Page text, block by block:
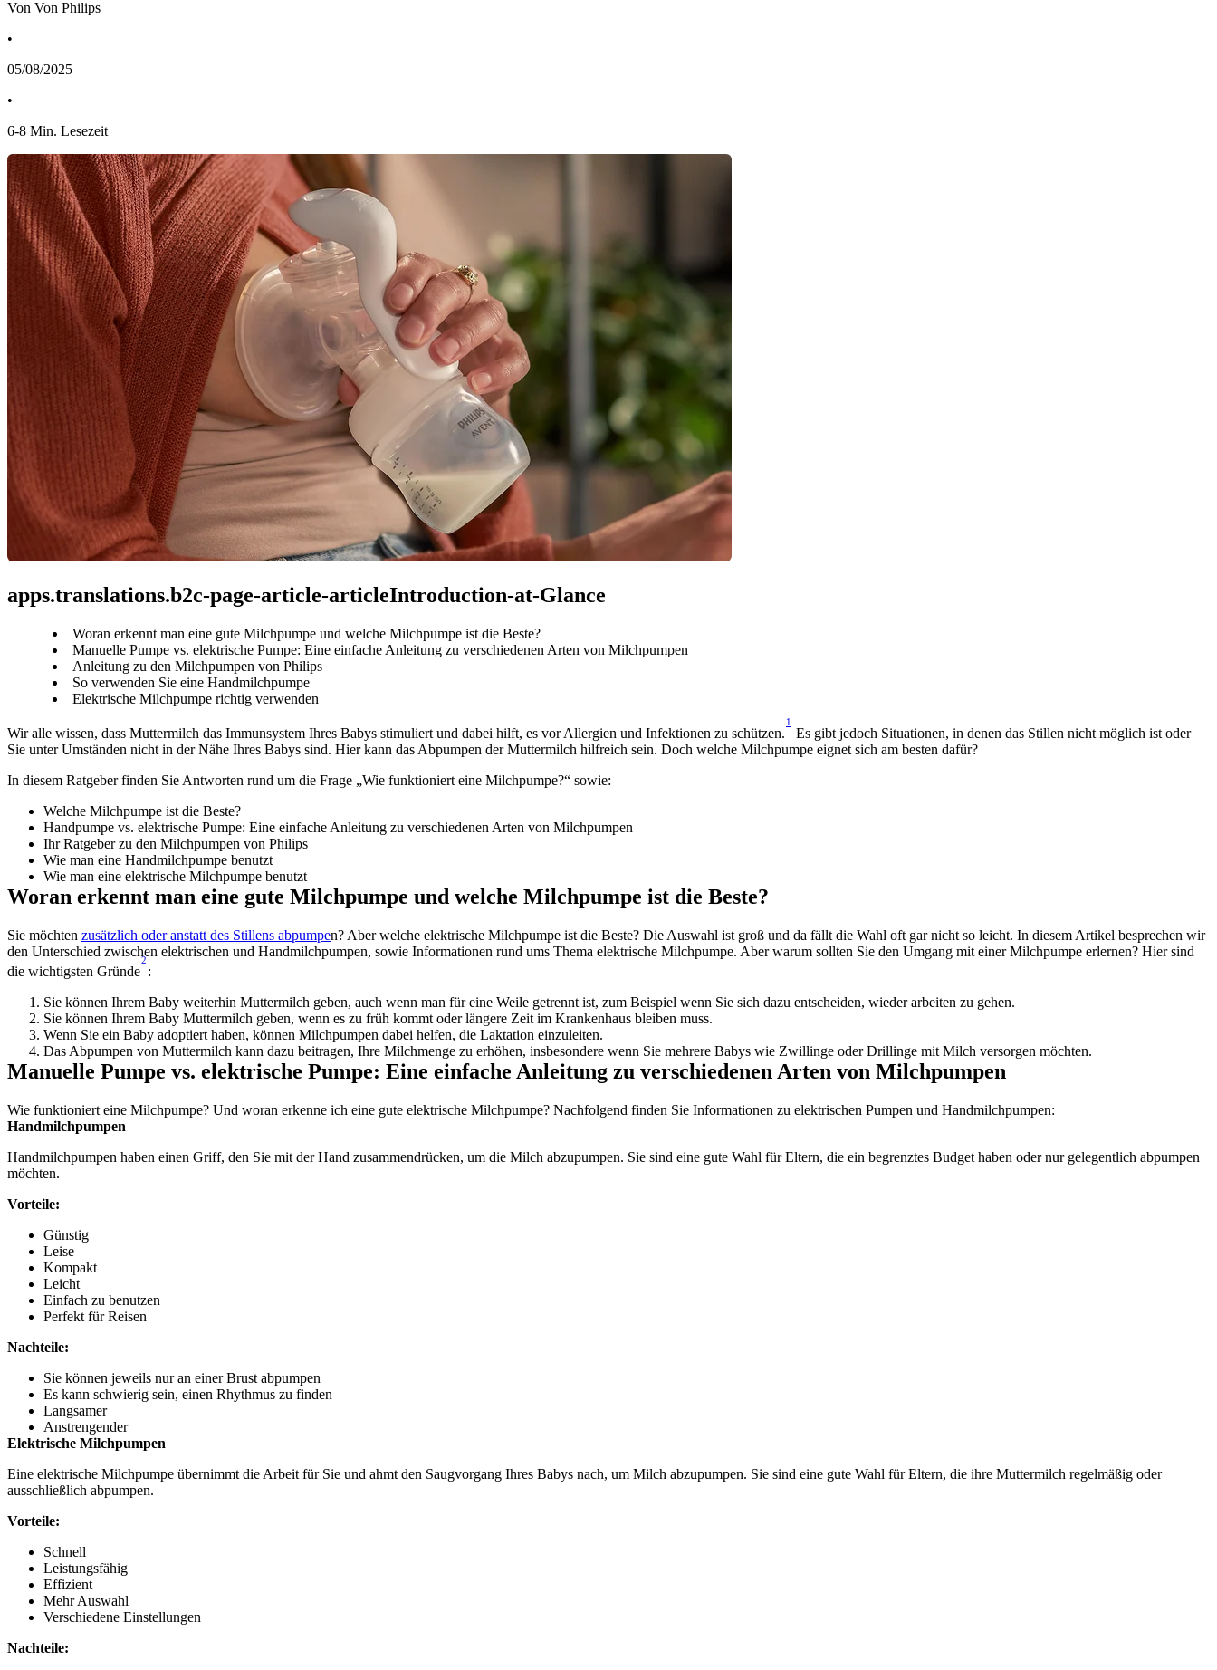
Von Von Philips
•
05/08/2025
•
6-8 Min. Lesezeit
apps.translations.b2c-page-article-articleIntroduction-at-Glance
Woran erkennt man eine gute Milchpumpe und welche Milchpumpe ist die Beste?
Manuelle Pumpe vs. elektrische Pumpe: Eine einfache Anleitung zu verschiedenen Arten von Milchpumpen
Anleitung zu den Milchpumpen von Philips
So verwenden Sie eine Handmilchpumpe
Elektrische Milchpumpe richtig verwenden
Wir alle wissen, dass Muttermilch das Immunsystem Ihres Babys stimuliert und dabei hilft, es vor Allergien und Infektionen zu schützen.
1
Es gibt jedoch Situationen, in denen das Stillen nicht möglich ist oder
Sie unter Umständen nicht in der Nähe Ihres Babys sind. Hier kann das Abpumpen der Muttermilch hilfreich sein. Doch welche Milchpumpe eignet sich am besten dafür?
In diesem Ratgeber finden Sie Antworten rund um die Frage „Wie funktioniert eine Milchpumpe?“ sowie:
Welche Milchpumpe ist die Beste?
Handpumpe vs. elektrische Pumpe: Eine einfache Anleitung zu verschiedenen Arten von Milchpumpen
Ihr Ratgeber zu den Milchpumpen von Philips
Wie man eine Handmilchpumpe benutzt
Wie man eine elektrische Milchpumpe benutzt
Woran erkennt man eine gute Milchpumpe und welche Milchpumpe ist die Beste?
Sie möchten zusätzlich oder anstatt des Stillens abpumpen? Aber welche elektrische Milchpumpe ist die Beste? Die Auswahl ist groß und da fällt die Wahl oft gar nicht so leicht. In diesem Artikel besprechen wir
den Unterschied zwischen elektrischen und Handmilchpumpen, sowie Informationen rund ums Thema elektrische Milchpumpe. Aber warum sollten Sie den Umgang mit einer Milchpumpe erlernen? Hier sind
die wichtigsten Gründe
2
:
Sie können Ihrem Baby weiterhin Muttermilch geben, auch wenn man für eine Weile getrennt ist, zum Beispiel wenn Sie sich dazu entscheiden, wieder arbeiten zu gehen.
Sie können Ihrem Baby Muttermilch geben, wenn es zu früh kommt oder längere Zeit im Krankenhaus bleiben muss.
Wenn Sie ein Baby adoptiert haben, können Milchpumpen dabei helfen, die Laktation einzuleiten.
Das Abpumpen von Muttermilch kann dazu beitragen, Ihre Milchmenge zu erhöhen, insbesondere wenn Sie mehrere Babys wie Zwillinge oder Drillinge mit Milch versorgen möchten.
Manuelle Pumpe vs. elektrische Pumpe: Eine einfache Anleitung zu verschiedenen Arten von Milchpumpen
Wie funktioniert eine Milchpumpe? Und woran erkenne ich eine gute elektrische Milchpumpe? Nachfolgend finden Sie Informationen zu elektrischen Pumpen und Handmilchpumpen:
Handmilchpumpen
Handmilchpumpen haben einen Griff, den Sie mit der Hand zusammendrücken, um die Milch abzupumpen. Sie sind eine gute Wahl für Eltern, die ein begrenztes Budget haben oder nur gelegentlich abpumpen
möchten.
Vorteile:
Günstig
Leise
Kompakt
Leicht
Einfach zu benutzen
Perfekt für Reisen
Nachteile:
Sie können jeweils nur an einer Brust abpumpen
Es kann schwierig sein, einen Rhythmus zu finden
Langsamer
Anstrengender
Elektrische Milchpumpen
Eine elektrische Milchpumpe übernimmt die Arbeit für Sie und ahmt den Saugvorgang Ihres Babys nach, um Milch abzupumpen. Sie sind eine gute Wahl für Eltern, die ihre Muttermilch regelmäßig oder
ausschließlich abpumpen.
Vorteile:
Schnell
Leistungsfähig
Effizient
Mehr Auswahl
Verschiedene Einstellungen
Nachteile: